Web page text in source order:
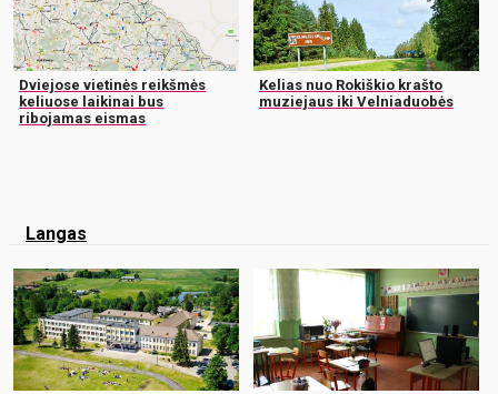
Dviejose vietinės reikšmės
keliuose laikinai bus
ribojamas eismas
Kelias nuo Rokiškio krašto
muziejaus iki Velniaduobės
Langas